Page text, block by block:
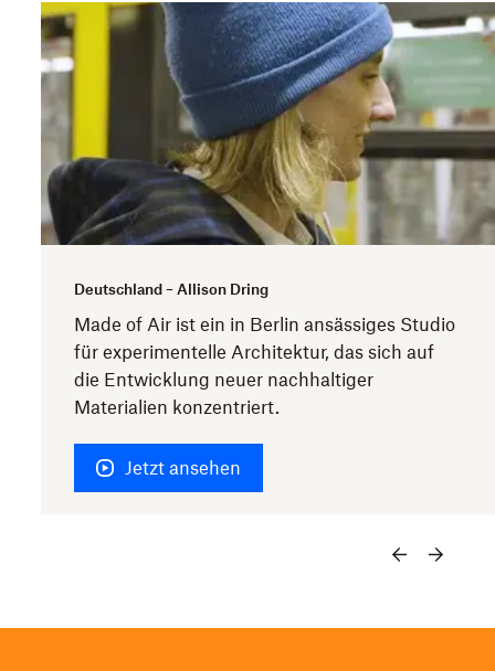
Deutschland – Allison Dring
Made of Air ist ein in Berlin ansässiges Studio
für experimentelle Architektur, das sich auf
die Entwicklung neuer nachhaltiger
Materialien konzentriert.
Jetzt ansehen